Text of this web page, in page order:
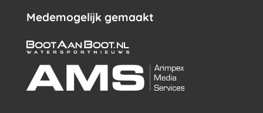
Medemogelijk gemaakt